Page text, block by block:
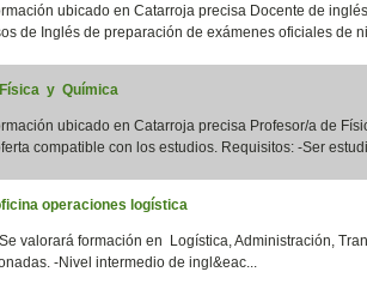
ubicado en Catarroja precisa Docente de
de Inglés de preparación de exámenes oficiales de
y Química
ubicado en Catarroja precisa Profesor/a de
compatible con los estudios. Requisitos: -Ser
operaciones logística
valorará formación en Logística, Administración,
-Nivel intermedio de ingl&eac...